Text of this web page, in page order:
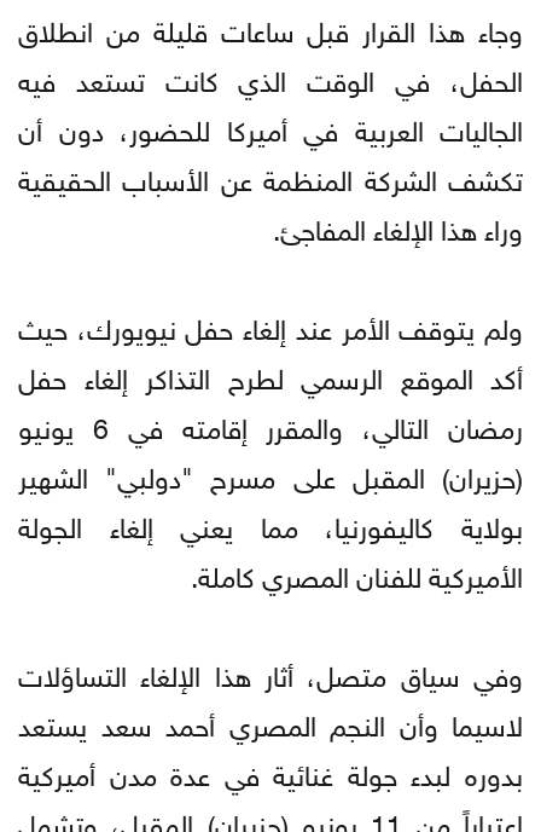
وجاء هذا القرار قبل ساعات قليلة من انطلاق
الحفل، في الوقت الذي كانت تستعد فيه
الجاليات العربية في أميركا للحضور، دون أن
تكشف الشركة المنظمة عن الأسباب الحقيقية
وراء هذا الإلغاء المفاجئ.
ولم يتوقف الأمر عند إلغاء حفل نيويورك، حيث
أكد الموقع الرسمي لطرح التذاكر إلغاء حفل
رمضان التالي، والمقرر إقامته في 6 يونيو
(حزيران) المقبل على مسرح "دولبي" الشهير
بولاية كاليفورنيا، مما يعني إلغاء الجولة
الأميركية للفنان المصري كاملة.
وفي سياق متصل، أثار هذا الإلغاء التساؤلات
لاسيما وأن النجم المصري أحمد سعد يستعد
بدوره لبدء جولة غنائية في عدة مدن أميركية
اعتباراً من 11 يونيو (حزيران) المقبل، وتشمل